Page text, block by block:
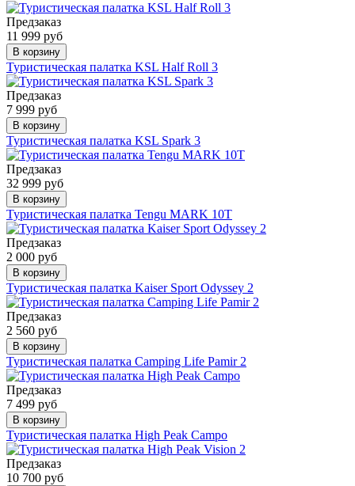
Предзаказ
11 999 руб
В корзину
Туристическая палатка KSL Half Roll 3
Предзаказ
7 999 руб
В корзину
Туристическая палатка KSL Spark 3
Предзаказ
32 999 руб
В корзину
Туристическая палатка Tengu MARK 10T
Предзаказ
2 000 руб
В корзину
Туристическая палатка Kaiser Sport Odyssey 2
Предзаказ
2 560 руб
В корзину
Туристическая палатка Camping Life Pamir 2
Предзаказ
7 499 руб
В корзину
Туристическая палатка High Peak Campo
Предзаказ
10 700 руб